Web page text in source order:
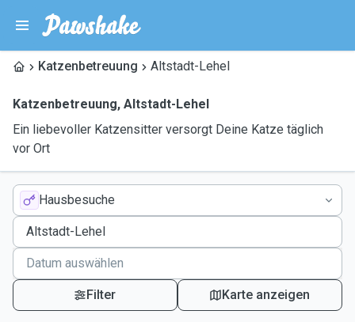
Katzenbetreuung Altstadt-Lehel
Katzenbetreuung, Altstadt-Lehel
Ein liebevoller Katzensitter versorgt Deine Katze täglich
vor Ort
Hausbesuche
Filter Karte anzeigen